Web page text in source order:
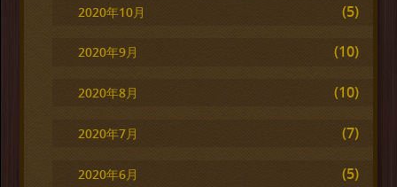
2020年10月 (5)
2020年9月 (10)
2020年8月 (10)
2020年7月 (7)
2020年6月 (5)